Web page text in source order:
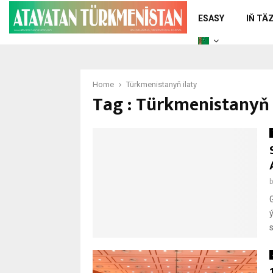
ESASY IŇ
Home Türkmenistanyň ilaty
Tag :